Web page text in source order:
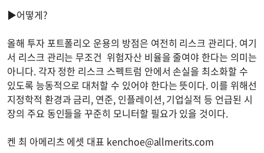
▶어떻게?
올해 투자 포트폴리오 운용의 방점은 여전히 리스크 관리다. 여기
서 리스크 관리는 무조건 위험자산 비율을 줄여야 한다는 의미는
아니다. 각자 정한 리스크 스펙트럼 안에서 손실을 최소화할 수
있도록 능동적으로 대처할 수 있어야 한다는 뜻이다. 이를 위해선
지정학적 환경과 금리, 연준, 인플레이션, 기업실적 등 언급된 시
장의 주요 동인들을 꾸준히 모니터할 필요가 있을 것이다.
켄 최 아메리츠 에셋 대표 kenchoe@allmerits.com